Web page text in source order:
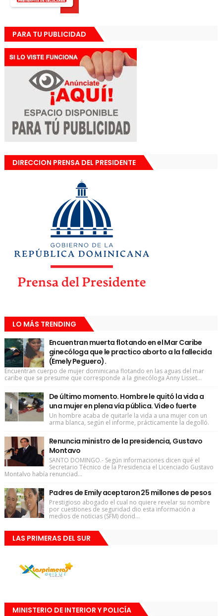
PARA TU PUBLICIDAD
DIRECCION PRENSA DEL PRESIDENTE
LO MÁS TRENDING
Encuentran muerta flotando en el Mar Caribe
ginecóloga que le practico aborto a la fallecida
(Emely Peguero).
Encuentran cuerpo de mujer dominicana flotando en las aguas del mar
caribe que se presume que corresponde a la ginecóloga Anny Lisset...
De último momento. Hombre le quitó la vida a
una mujer en plena vía pública. Video fuerte
Un hombre acaba de quitarle la vida a una mujer con un
arma blanca, según el informe, prácticamente la degolló.
Renuncia ministro de la presidencia, Gustavo
Montavo
SANTO DOMINGO.- Según informaciones dicen qué el
Secretario Técnico de la Presidencia el Licenciado Gustavo
Montalvo había renunciad...
Padres de Emily aceptaron 25 millones de pesos
Prestigioso abogado el cual no quiere revelar su nombre
por cuestiones de seguridad dio esta información a
medios de noticias (SFM) dond...
LAS PRIMERAS DEL SUR
MINISTERIO DE INTERIOR Y POLICÍA